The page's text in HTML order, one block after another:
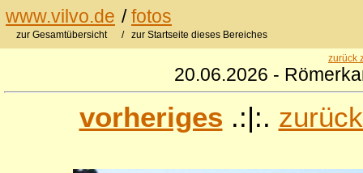
www.vilvo.de /fotos
zur Gesamtübersicht / zur Startseite dieses Bereiches
zurück
20.06.2026 -
vorheriges .:|:.